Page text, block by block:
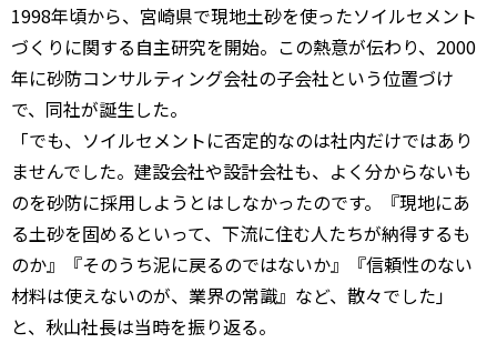
1998年頃から、宮崎県で現地土砂を使ったソイルセメント
づくりに関する自主研究を開始。この熱意が伝わり、2000
年に砂防コンサルティング会社の子会社という位置づけ
で、同社が誕生した。
「でも、ソイルセメントに否定的なのは社内だけではあり
ませんでした。建設会社や設計会社も、よく分からないも
のを砂防に採用しようとはしなかったのです。『現地にあ
る土砂を固めるといって、下流に住む人たちが納得するも
のか』『そのうち泥に戻るのではないか』『信頼性のない
材料は使えないのが、業界の常識』など、散々でした」
と、秋山社長は当時を振り返る。